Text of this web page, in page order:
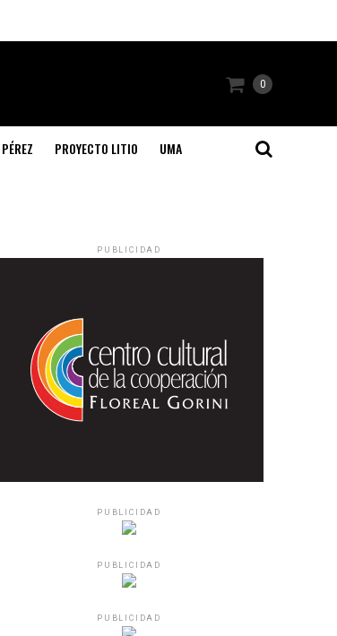
0
PROYECTO LITIO UMA
PUBLICIDAD
PUBLICIDAD
PUBLICIDAD
PUBLICIDAD